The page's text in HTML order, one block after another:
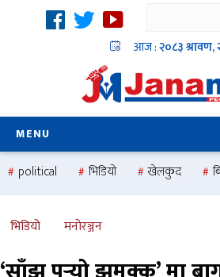
आज :२०८३ श्रावण,
MENU
political भिडियो खेलकुद
national
health
भिडियो मनोरञ्जन